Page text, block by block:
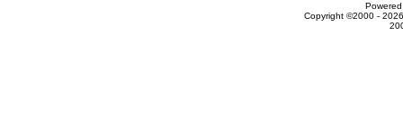
Copyright ©2000 -